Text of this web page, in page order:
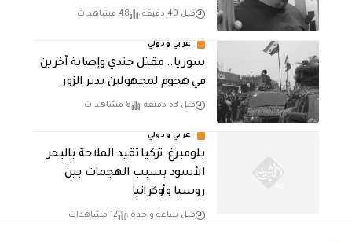
قبل 49 دقيقة 48 مشاهدات
عربي ودولي
سوريا.. مقتل جندي وإصابة آخرين
في هجوم لمجهولين بدير الزور
قبل 53 دقيقة 8 مشاهدات
عربي ودولي
بلومبرغ: تركيا تقيد الملاحة بالبحر
الأسود بسبب الهجمات بين
روسيا وأوكرانيا
قبل ساعة واحدة 12 مشاهدات